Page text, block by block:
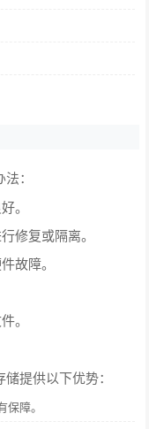
：
。
修复或隔离。
故障。
。
提供以下优势：
障。